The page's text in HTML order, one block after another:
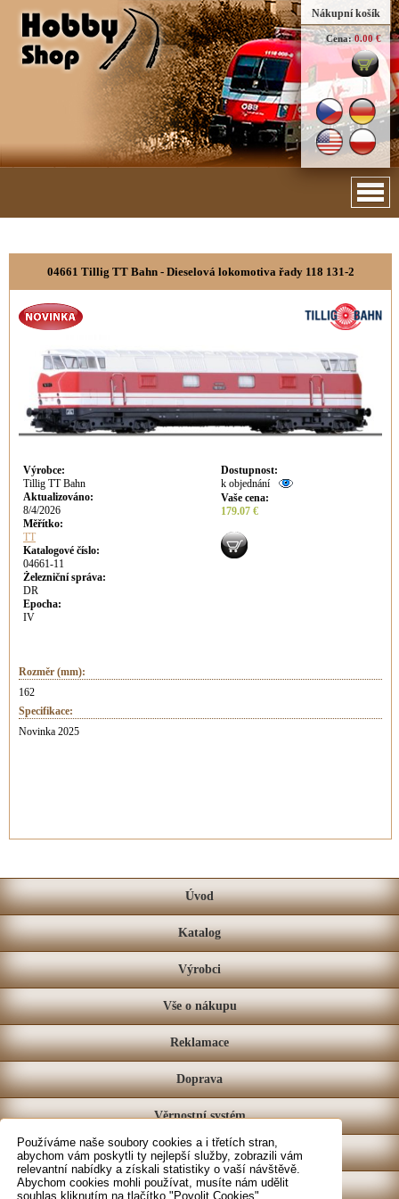
Používáme naše soubory cookies a i třetích stran,
abychom vám poskytli ty nejlepší služby, zobrazili vám
relevantní nabídky a získali statistiky o vaší návštěvě.
Abychom cookies mohli používat, musíte nám udělit
souhlas kliknutím na tlačítko "Povolit Cookies".
Nákupní košík
Cena: 0.00 €
04661 Tillig TT Bahn - Dieselová lokomotiva řady 118 131-2
Výrobce:
Tillig TT Bahn
Aktualizováno:
8/4/2026
Měřítko:
TT
Katalogové číslo:
04661-11
Železniční správa:
DR
Epocha:
IV
Dostupnost:
k objednání
Vaše cena:
179.07 €
Rozměr (mm):
162
Specifikace:
Novinka 2025
Úvod
Katalog
Výrobci
Vše o nákupu
Reklamace
Doprava
Věrnostní systém
Prodejna
Kontakt